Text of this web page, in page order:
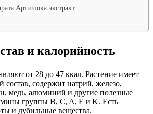
Артишока экстракт
и калорийность
от 28 до 47 ккал. Растение имеет
состав, содержит натрий, железо,
медь, алюминий и другие полезные
группы B, C, A, E и K. Есть
и дубильные вещества.